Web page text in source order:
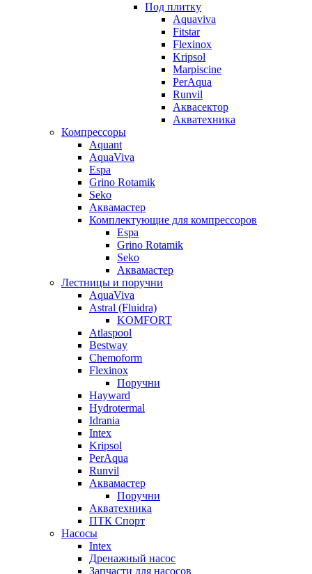
Под плитку
Aquaviva
Fitstar
Flexinox
Kripsol
Marpiscine
PerAqua
Runvil
Аквасектор
Акватехника
Компрессоры
Aquant
AquaViva
Espa
Grino Rotamik
Seko
Аквамастер
Комплектующие для компрессоров
Espa
Grino Rotamik
Seko
Аквамастер
Лестницы и поручни
AquaViva
Astral (Fluidra)
KOMFORT
Atlaspool
Bestway
Chemoform
Flexinox
Поручни
Hayward
Hydrotermal
Idrania
Intex
Kripsol
PerAqua
Runvil
Аквамастер
Поручни
Акватехника
ПТК Спорт
Насосы
Intex
Дренажный насос
Запчасти для насосов